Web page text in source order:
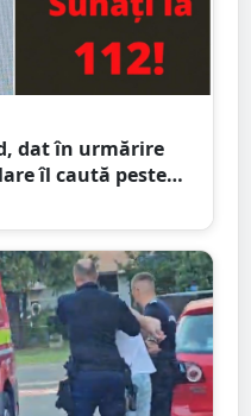
dat în urmărire
îl caută peste